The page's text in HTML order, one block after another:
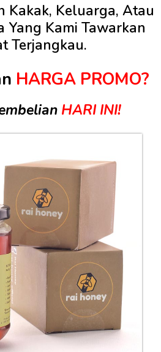
Kakak, Keluarga, Atau
Yang Kami Tawarkan
Terjangkau.
HARGA PROMO?
HARI INI!